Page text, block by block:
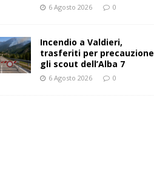
6 Agosto 2026 0
Incendio a Valdieri,
trasferiti per precauzione
gli scout dell’Alba 7
6 Agosto 2026 0